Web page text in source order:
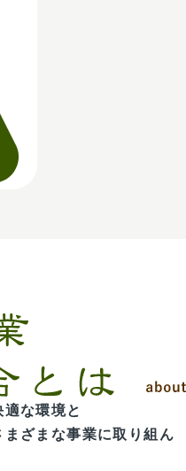
な環境と
ざまな事業に取り組ん